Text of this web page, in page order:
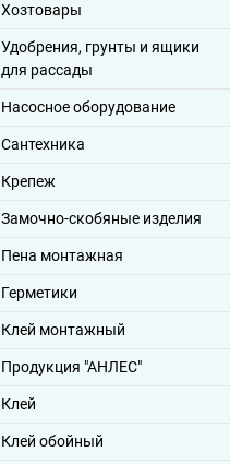
Хозтовары
Удобрения, грунты и ящики
для рассады
Насосное оборудование
Сантехника
Крепеж
Замочно-скобяные изделия
Пена монтажная
Герметики
Клей монтажный
Продукция "АНЛЕС"
Клей
Клей обойный